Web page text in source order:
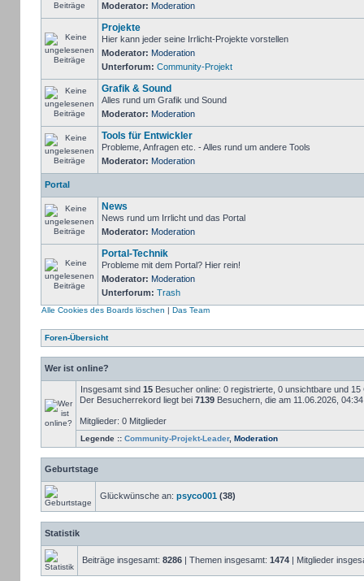
Moderator: Moderation
Projekte
Hier kann jeder seine Irrlicht-Projekte vorstellen
Moderator: Moderation
Unterforum: Community-Projekt
Grafik & Sound
Alles rund um Grafik und Sound
Moderator: Moderation
Tools für Entwickler
Probleme, Anfragen etc. - Alles rund um andere Tools
Moderator: Moderation
Portal
News
News rund um Irrlicht und das Portal
Moderator: Moderation
Portal-Technik
Probleme mit dem Portal? Hier rein!
Moderator: Moderation
Unterforum: Trash
Alle Cookies des Boards löschen | Das Team
Foren-Übersicht
Wer ist online?
Insgesamt sind 15Besucher online: 0 registrierte, 0 unsichtbare und
Der Besucherrekord liegt bei 7139Besuchern, die am 11.06.2026,
Mitglieder: 0 Mitglieder
Legende :: Community-Projekt-Leader, Moderation
Geburtstage
Glückwünsche an: psyco001(38)
Statistik
Beiträge insgesamt: 8286| Themen insgesamt: 1474| Mitglieder